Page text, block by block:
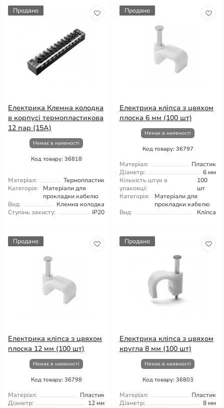
Продано
Електрика Клемна колодка
в корпусі термопластикова
12 пар (15А)
Немає в наявності
Код товару: 36818
Матеріал:
Термопластик
Категорія:
Матеріали для
прокладки кабелю
Вид:
Клемна колодка
Ступінь захисту:
IP20
Продано
Електрика кліпса з цвяхом
плоска 6 мм (100 шт)
Немає в наявності
Код товару: 36797
Матеріал:
Пластик
Діаметр:
6 мм
Кількість штук в
упаковці:
100
шт
Категорія:
Матеріали для
прокладки кабелю
Вид:
Кліпса
Продано
Електрика кліпса з цвяхом
плоска 12 мм (100 шт)
Немає в наявності
Код товару: 36798
Матеріал:
Пластик
Діаметр:
12 мм
Продано
Електрика кліпса з цвяхом
кругла 8 мм (100 шт)
Немає в наявності
Код товару: 36803
Матеріал:
Пластик
Діаметр:
8 мм